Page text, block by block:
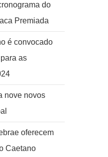
do
Premiada
é convocado
as
nove novos
oferecem
Caetano